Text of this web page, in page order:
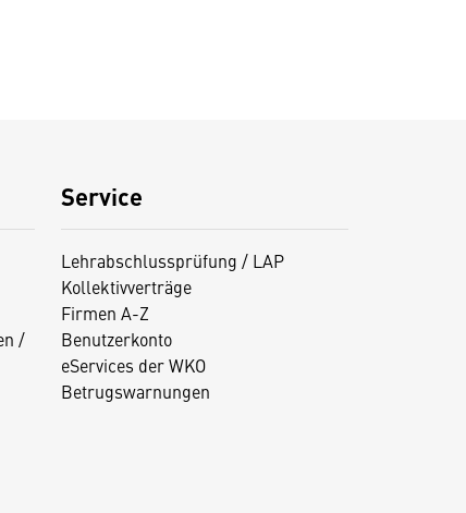
/
Service
Lehrabschlussprüfung / LAP
Kollektivverträge
Firmen A-Z
Benutzerkonto
eServices der WKO
Betrugswarnungen